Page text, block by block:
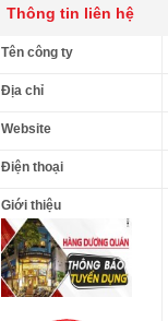
Thông tin liên hệ
Tên công ty
Địa chỉ
Website
Điện thoại
Giới thiệu